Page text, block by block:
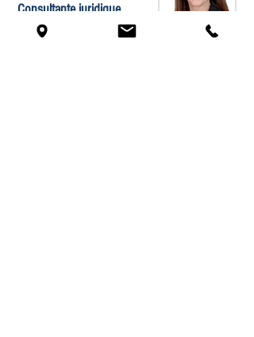
Consultante juridique
indépendante, Lausanne